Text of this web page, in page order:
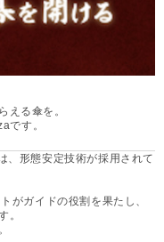
える傘を。
です。
、形態安定技術が採用されて
がガイドの役割を果たし、
。